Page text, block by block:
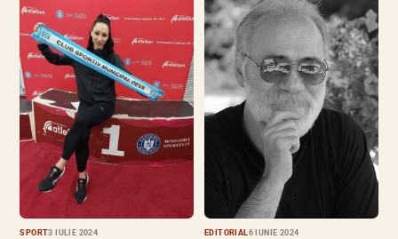
SPORT3 IULIE 2024 EDITORIAL 6 IUNIE 2024